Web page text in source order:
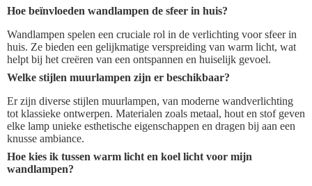
Hoe beïnvloeden wandlampen de sfeer in huis?
Wandlampen spelen een cruciale rol in de verlichting voor sfeer in
huis. Ze bieden een gelijkmatige verspreiding van warm licht, wat
helpt bij het creëren van een ontspannen en huiselijk gevoel.
Welke stijlen muurlampen zijn er beschikbaar?
Er zijn diverse stijlen muurlampen, van moderne wandverlichting
tot klassieke ontwerpen. Materialen zoals metaal, hout en stof geven
elke lamp unieke esthetische eigenschappen en dragen bij aan een
knusse ambiance.
Hoe kies ik tussen warm licht en koel licht voor mijn
wandlampen?